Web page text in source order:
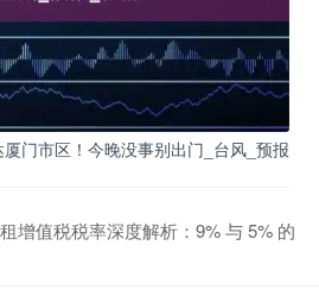
门市区！今晚没事别出门_台风_预报
增值税税率深度解析：9% 与 5% 的